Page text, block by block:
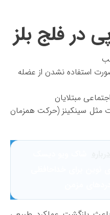
در فلج بلز
استفاده نشدن از عضله
مبتلایان
مثل سینکینز (حرکت همزمان